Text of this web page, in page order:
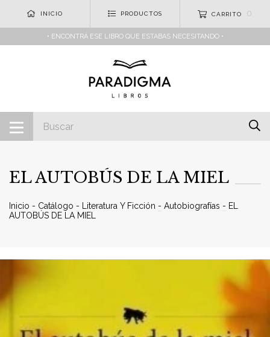
INICIO PRODUCTOS CARRITO 0
• ENCONTRÁ ESE LIBRO QUE ESTABAS NECESITANDO •
EL AUTOBÚS DE LA MIEL
Inicio - Catálogo - Literatura Y Ficción - Autobiografías - EL
AUTOBÚS DE LA MIEL